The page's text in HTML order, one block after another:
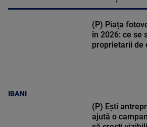
IBANI
(P) Piața
în 2026: ce se
proprietarii de
(P) Ești
ajută o